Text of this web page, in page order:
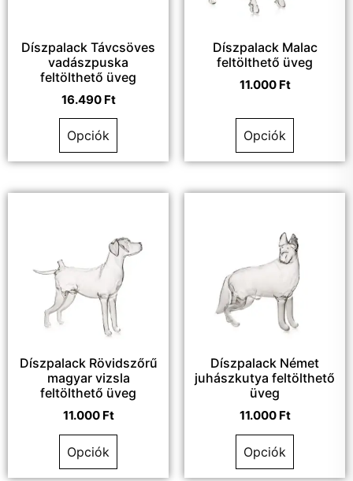
Díszpalack Távcsöves
vadászpuska
feltölthető üveg
16.490 Ft
Opciók
Díszpalack Malac
feltölthető üveg
11.000 Ft
Opciók
Díszpalack Rövidszőrű
magyar vizsla
feltölthető üveg
11.000 Ft
Opciók
Díszpalack Német
juhászkutya feltölthető
üveg
11.000 Ft
Opciók